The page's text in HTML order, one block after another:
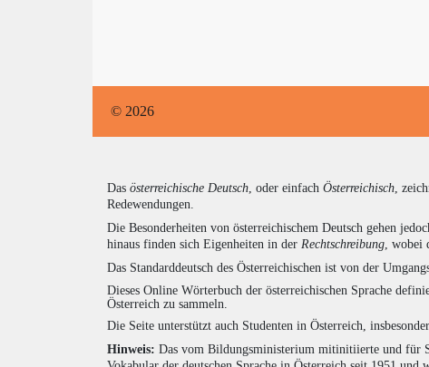
© 2026
Das österreichische Deutsch, oder einfach Österreichisch,
Redewendungen.
Die Besonderheiten von österreichischem Deutsch gehen
hinaus finden sich Eigenheiten in der Rechtschreibung, wobei
Das Standarddeutsch des Österreichischen ist von der
Dieses Online Wörterbuch der österreichischen Sprache
Österreich zu sammeln.
Die Seite unterstützt auch Studenten in Österreich,
Hinweis: Das vom Bildungsministerium mitinitiierte und für